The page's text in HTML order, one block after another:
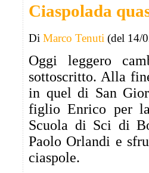
Ciaspolada
Di Marco Tenuti (del 14/
Oggi leggero
sottoscritto. Alla
in quel di San
figlio Enrico per
Scuola di Sci di
Paolo Orlandi e
ciaspole.